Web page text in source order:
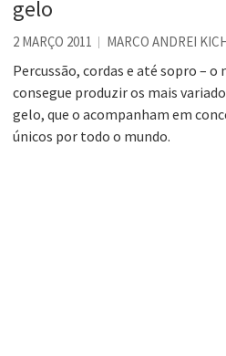
Aprender a fracassar é o segredo
gelo
2 MARÇO 2011 MARCO ANDREI
Percussão, cordas e até sopro –
consegue produzir os mais
gelo, que o acompanham em
únicos por todo o mundo.